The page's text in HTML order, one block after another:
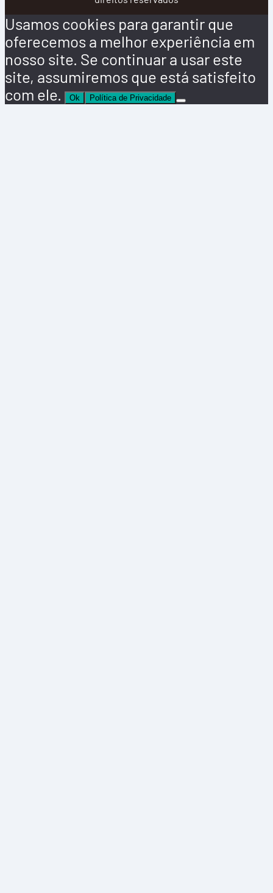
Usamos cookies para garantir que
oferecemos a melhor experiência em
nosso site. Se continuar a usar este
site, assumiremos que está satisfeito
com ele.
Ok Política de Privacidade